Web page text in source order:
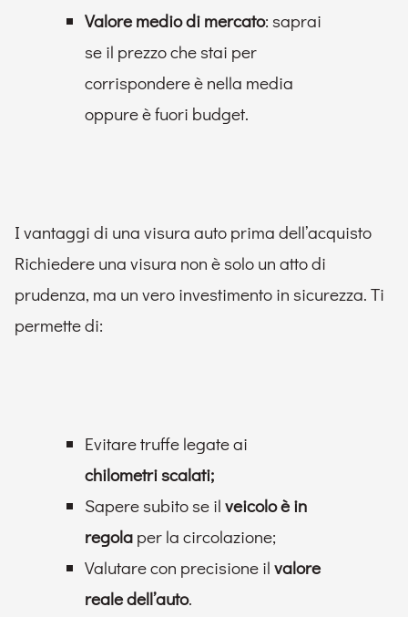
Valore medio di mercato: saprai
se il prezzo che stai per
corrispondere è nella media
oppure è fuori budget.
I vantaggi di una visura auto prima dell’acquisto
Richiedere una visura non è solo un atto di
prudenza, ma un vero investimento in sicurezza. Ti
permette di:
Evitare truffe legate ai
chilometri scalati;
Sapere subito se il veicolo è in
regolaper la circolazione;
Valutare con precisione il valore
reale dell’auto.